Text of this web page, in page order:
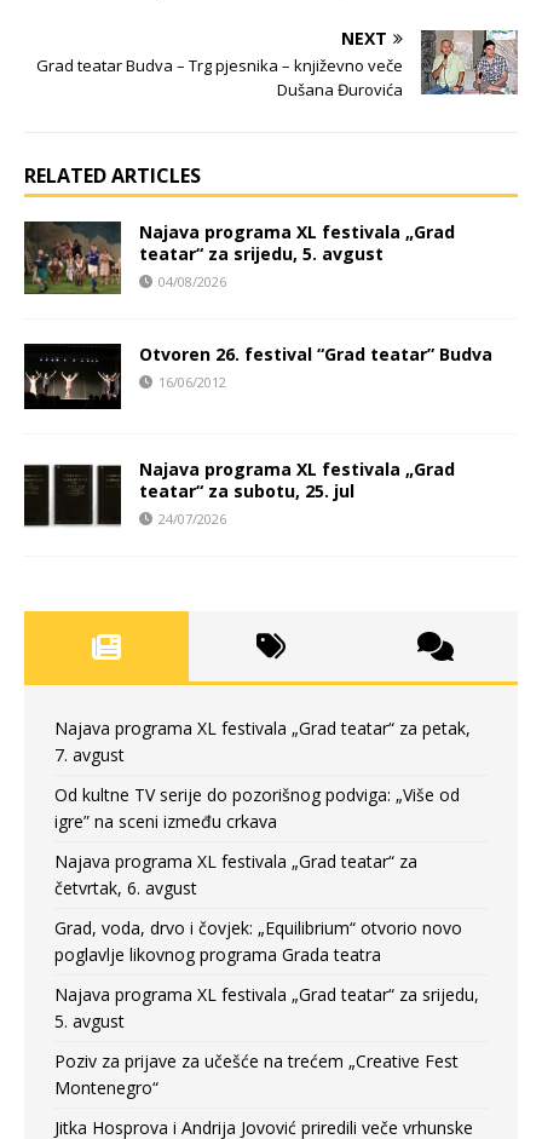
NEXT
Grad teatar Budva – Trg pjesnika – književno veče
Dušana Đurovića
RELATED ARTICLES
Najava programa XL festivala „Grad
teatar“ za srijedu, 5. avgust
04/08/2026
Otvoren 26. festival “Grad teatar” Budva
16/06/2012
Najava programa XL festivala „Grad
teatar“ za subotu, 25. jul
24/07/2026
Najava programa XL festivala „Grad teatar“ za petak,
7. avgust
Od kultne TV serije do pozorišnog podviga: „Više od
igre” na sceni između crkava
Najava programa XL festivala „Grad teatar“ za
četvrtak, 6. avgust
Grad, voda, drvo i čovjek: „Equilibrium“ otvorio novo
poglavlje likovnog programa Grada teatra
Najava programa XL festivala „Grad teatar“ za srijedu,
5. avgust
Poziv za prijave za učešće na trećem „Creative Fest
Montenegro“
Jitka Hosprova i Andrija Jovović priredili veče vrhunske